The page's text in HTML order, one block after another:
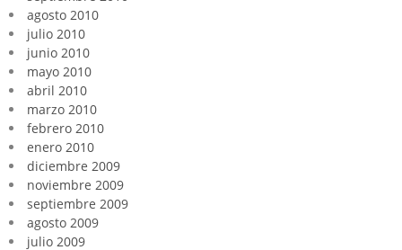
agosto 2010
julio 2010
junio 2010
mayo 2010
abril 2010
marzo 2010
febrero 2010
enero 2010
diciembre 2009
noviembre 2009
septiembre 2009
agosto 2009
julio 2009